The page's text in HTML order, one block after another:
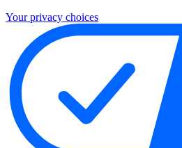
Your privacy choices